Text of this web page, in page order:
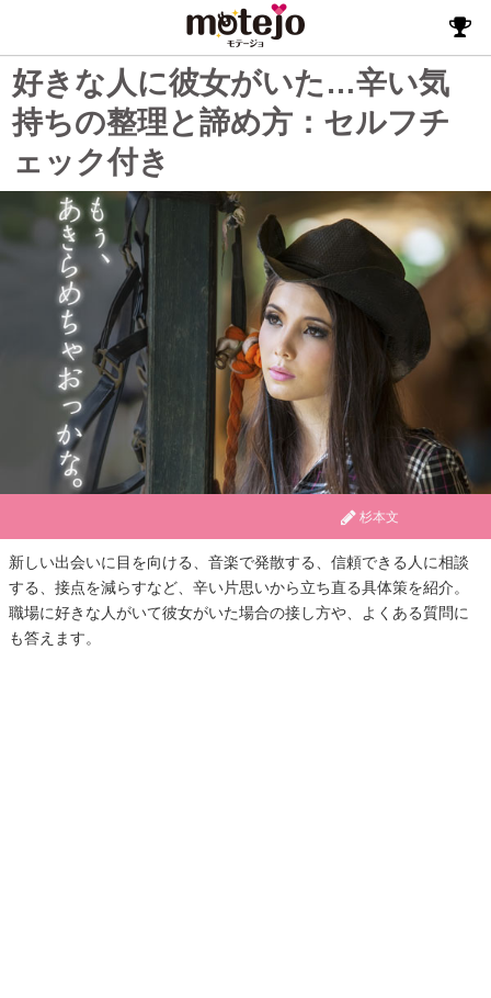
好きな人に彼女がいた…辛い気
持ちの整理と諦め方：セルフチ
ェック付き
杉本文
新しい出会いに目を向ける、音楽で発散する、信頼できる人に相談
する、接点を減らすなど、辛い片思いから立ち直る具体策を紹介。
職場に好きな人がいて彼女がいた場合の接し方や、よくある質問に
も答えます。